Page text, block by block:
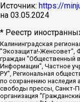
Источник: https://
на 03.05.2024
* Реестр
Калининградская региональная общественная организация "Экозащита!-Женсовет", Фонд содействия защите прав и свобод граждан "Общественный вердикт", Фонд "Институт Развития Свободы Информации", Частное учреждение "Информационное агентство МЕМО. РУ", Региональная общественная организация "Общественная комиссия по сохранению наследия академика Сахарова", Фонд поддержки свободы прессы, Санкт-Петербургская общественная правозащитная организация "Гражданский контроль", Межрегиональная общественная организация "Информационно-просветительский центр "Мемориал", Региональный Фонд "Центр Защиты Прав Средств Массовой Информации", с 05.12.2023 Фонд "Центр Защиты Прав Средств массовой информации", Региональная общественная благотворительная организация помощи беженцам и мигрантам "Гражданское содействие", Негосударственное образовательное учреждение дополнительного профессионального образования (повышение квалификации) специалистов "АКАДЕМИЯ ПО ПРАВАМ ЧЕЛОВЕКА", Свердловская региональная общественная организация "Сутяжник", Автономная некоммерческая организация "Центр независимых социологических исследований", Союз общественных объединений "Российский исследовательский центр по правам человека", Региональное общественное учреждение научно-информационный центр "МЕМОРИАЛ", Некоммерческая организация "Фонд защиты гласности", Автономная некоммерческая организация "Институт прав человека", Городская общественная организация "Екатеринбургское общество "МЕМОРИАЛ", Городская общественная организация "Рязанское историко-просветительское и правозащитное общество "Мемориал" (Рязанский Мемориал), Челябинский региональный орган общественной самодеятельности – женское общественное объединение "Женщины Евразии", Челябинский региональный орган общественной самодеятельности "Уральская правозащитная группа", Фонд содействия защите здоровья и социальной справедливости имени Андрея Рылькова, Автономная Некоммерческая Организация "Аналитический Центр Юрия Левады", Автономная некоммерческая организация социальной поддержки населения "Проект Апрель", Региональная общественная организация помощи женщинам и детям, находящимся в кризисной ситуации "Информационно-методический центр "Анна", Фонд содействия развитию массовых коммуникаций и правовому просвещению "Так-так-Так", Фонд содействия устойчивому развитию "Серебряная тайга", Свердловский региональный общественный фонд социальных проектов "Новое время", "Idel.Реалии", Кавказ.Реалии, Крым.Реалии, Телеканал Настоящее Время, Татаро-башкирская служба Радио Свобода (Azatliq Radiosi), Радио Свободная Европа/Радио Свобода (PCE/PC), "Сибирь.Реалии", "Фактограф", Благотворительный фонд помощи осужденным и их семьям, Автономная некоммерческая организация "Институт глобализации и социальных движений", Фонд "В защиту прав заключенных", Частное учреждение "Центр поддержки и содействия развитию средств массовой информации", Пензенский региональный общественный благотворительный фонд "Гражданский союз", "Север.Реалии", Некоммерческая организация Фонд "Правовая инициатива", Общество с ограниченной ответственностью "Радио Свободная Европа/Радио Свобода", Чешское информационное агентство "MEDIUM-ORIENT", Красноярская региональная общественная организация "Мы против СПИДа", Камалягин Денис Николаевич, Маркелов Сергей Евгеньевич, Пономарев Лев Александрович, Савицкая Людмила Алексеевна, Автономная некоммерческая организация "Центр по работе с проблемой насилия "НАСИЛИЮ.НЕТ", Межрегиональный профессиональный союз работников здравоохранения "Альянс врачей", Юридическое лицо, зарегистрированное в Латвийской Республике, SIA "Medusa Project" (регистрационный номер 40103797863, дата регистрации 10.06.2014), Некоммерческая организация "Фонд по борьбе с коррупцией", Автономная некоммерческая организация "Институт права и публичной политики", Баданин Роман Сергеевич, Гликин Максим Александрович, Железнова Мария Михайловна, Лукьянова Юлия Сергеевна, Маетная Елизавета Витальевна, Маняхин Петр Борисович, Чуракова Ольга Владимировна, Ярош Юлия Петровна, Юридическое лицо "The Insider SIA", зарегистрированное в Риге, Латвийская Республика (дата регистрации 26.06.2015), являющееся администратором доменного имени интернет-издания "The Insider SIA", https://theins.ru, Постернак Алексей Евгеньевич, Рубин